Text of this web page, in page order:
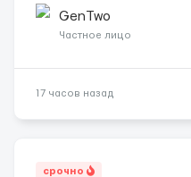
путешествиями. 🏡 Пока все
блокчейн, швейцарс...
GenTwo
Частное лицо
17 часов назад
срочно